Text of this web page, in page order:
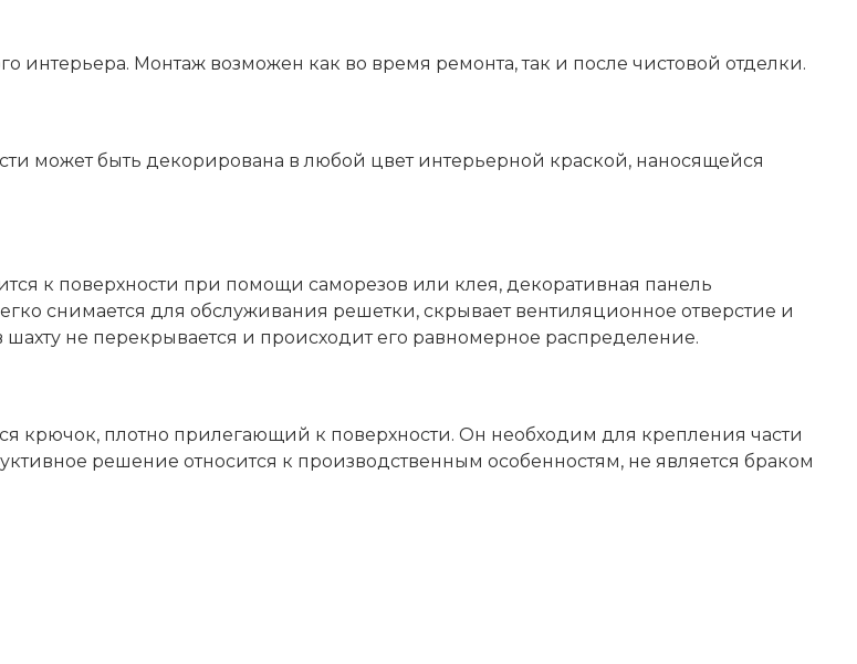
Монтаж возможен как во время ремонта, так и после чистовой отделки.
может быть декорирована в любой цвет интерьерной краской, наносящейся
к поверхности при помощи саморезов или клея, декоративная панель
снимается для обслуживания решетки, скрывает вентиляционное отверстие и
не перекрывается и происходит его равномерное распределение.
крючок, плотно прилегающий к поверхности. Он необходим для крепления части
решение относится к производственным особенностям, не является браком